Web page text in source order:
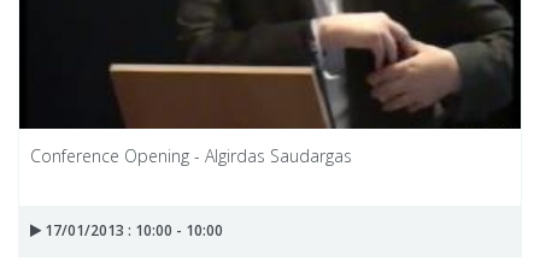
Conference Opening - Algirdas Saudargas
17/01/2013 : 10:00 - 10:00